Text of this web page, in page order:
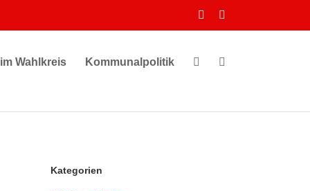
Facebook
Wahlkreis Kommunalpolitik
Kategorien